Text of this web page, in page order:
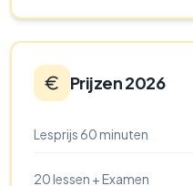
Prijzen 2026
Lesprijs 60 minuten
20 lessen + Examen